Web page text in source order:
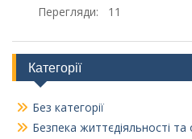
Перегляди: 11
Категорії
Без категорії
Безпека життєдіяльності та